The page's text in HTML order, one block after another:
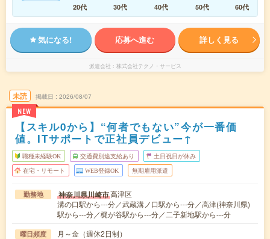
20代
30代 40代 50代 60代
気になる! 応募へ進む 詳しく見る
派遣会社 株式会社テクノ・サービス
未読
NEW
掲載日 2026/08/07
【スキル0から】“何者でもない”今が一番価
値。ITサポートで正社員デビュー↑
職種未経験OK 交通費別途支給あり 土日祝日が休み
在宅・リモート WEB登録OK 無期雇用派遣
勤務地 神奈川県川崎市高津区
溝の口駅から---分／武蔵溝ノ口駅から---分／高津(神奈川県)
駅から---分／梶が谷駅から---分／二子新地駅から---分
曜日頻度 月～金（週休2日制）